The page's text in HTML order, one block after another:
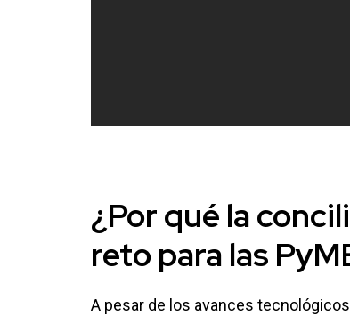
¿Por qué la
reto para las
A pesar de los avances